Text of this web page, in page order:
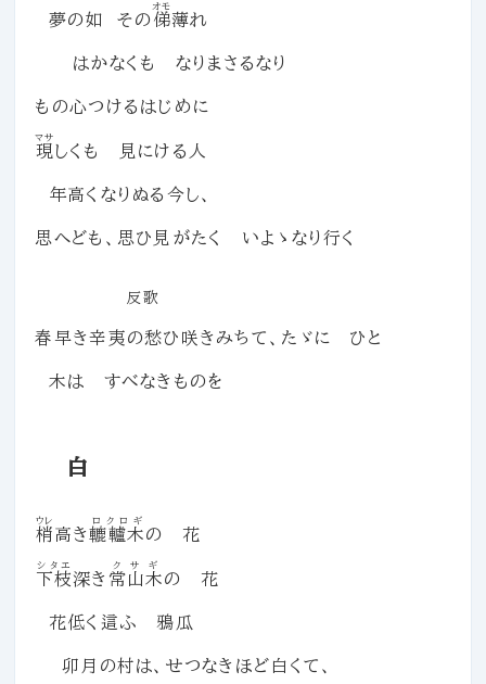
夢の如 その 俤
オモ
薄れ
はかなくも なりまさるなり
もの心つけるはじめに
現
マサ
しくも 見にける人
年高くなりぬる今し、
思へども、思ひ見がたく いよゝなり行く
反歌
春早き辛夷の愁ひ咲きみちて、たゞに ひと
木は すべなきものを
白
梢
ウレ
高き轆轤木
ロクロギ
の 花
下枝
シタエ
深き 常山木
クサギ
の 花
花低く這ふ 鴉瓜
卯月の村は、せつなきほど白くて、